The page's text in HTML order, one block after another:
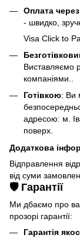
Оплата
- швидко,
Visa Click to
Виставляємо
компаніями..
Готівкою: Ви
адресою: м.
поверх.
Додаткова
Відправлення
від суми
🛡️ Гарантії
Ми дбаємо про
прозорі гарантії:
Гарантія